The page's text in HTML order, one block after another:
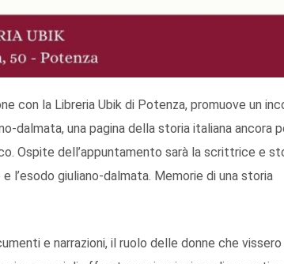
con la Libreria Ubik di Potenza, promuove un
dalmata, una pagina della storia italiana ancora
Ospite dell’appuntamento sarà la scrittrice e
l’esodo giuliano-dalmata. Memorie di una storia
e narrazioni, il ruolo delle donne che vissero